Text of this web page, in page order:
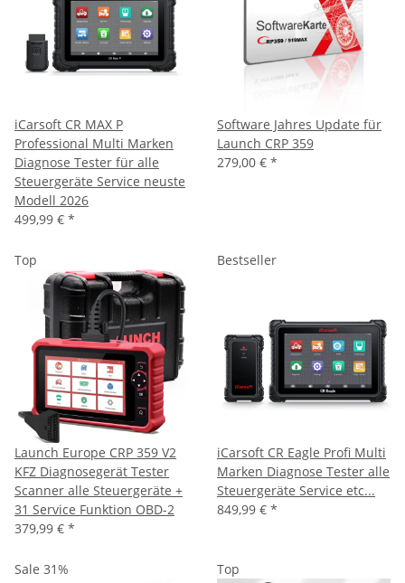
iCarsoft CR MAX P
Professional Multi Marken
Diagnose Tester für alle
Steuergeräte Service neuste
Modell 2026
499,99 € *
Software Jahres Update für
Launch CRP 359
279,00 € *
Top
Launch Europe CRP 359 V2
KFZ Diagnosegerät Tester
Scanner alle Steuergeräte +
31 Service Funktion OBD-2
379,99 € *
Bestseller
iCarsoft CR Eagle Profi Multi
Marken Diagnose Tester alle
Steuergeräte Service etc...
849,99 € *
Sale 31% Top